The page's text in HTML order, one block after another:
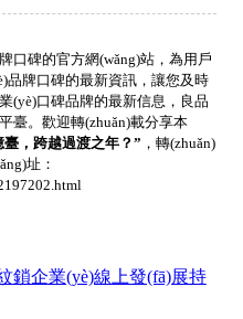
口碑的官方網(wǎng)站，為用戶
品牌口碑的最新資訊，讓您及時
(yè)口碑品牌的最新信息，良品
臺。歡迎轉(zhuǎn)載分享本
跨越過渡之年？” ，轉(zhuǎn)
址：
鎖企業(yè)線上發(fā)展持